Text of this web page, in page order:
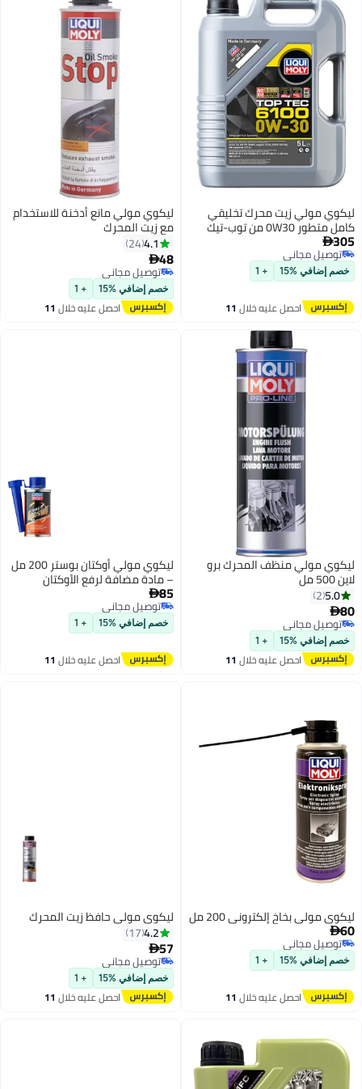
ليكوي مولي زيت محرك تخليقي
كامل متطور 0W30 من توب-تيك
6100، سعة 5 لترات305
توصيل مجاني
توصيل مجاني
خصم إضافي %15 + 1
احصل عليه خلال 11
ليكوي مولي مانع أدخنة للاستخدام
مع زيت المحرك
4.1
24
48
توصيل مجاني
توصيل مجاني
خصم إضافي %15 + 1
احصل عليه خلال 11
ليكوي مولي منظف ​​المحرك برو
لاين 500 مل
5.0
2
80
توصيل مجاني
توصيل مجاني
خصم إضافي %15 + 1
احصل عليه خلال 11
ليكوي مولي أوكتان بوستر 200 مل
– مادة مضافة لرفع الأوكتان
85
توصيل مجاني
توصيل مجاني
خصم إضافي %15 + 1
احصل عليه خلال 11
ليكوي مولي بخاخ إلكتروني 200 مل
60
توصيل مجاني
توصيل مجاني
خصم إضافي %15 + 1
احصل عليه خلال 11
ليكوي مولي حافظ زيت المحرك
4.2
17
57
توصيل مجاني
توصيل مجاني
خصم إضافي %15 + 1
احصل عليه خلال 11